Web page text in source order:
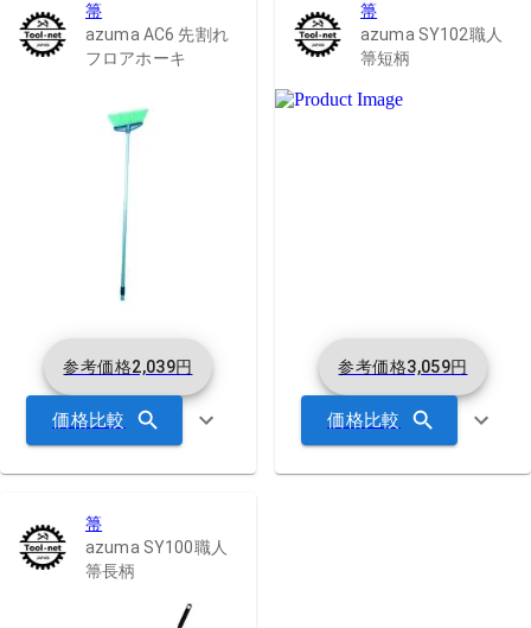
箒
azuma AC6 先割れ
フロアホーキ
参考価格2,039円
価格比較
箒
azuma SY102職人
箒短柄
参考価格3,059円
価格比較
箒
azuma SY100職人
箒長柄